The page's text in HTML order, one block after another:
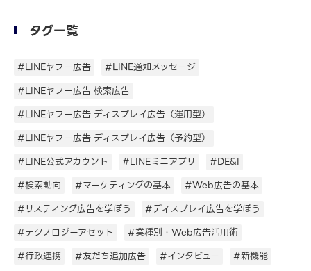
タグ一覧
#LINEヤフー広告
#LINE通知メッセージ
#LINEヤフー広告 検索広告
#LINEヤフー広告 ディスプレイ広告（運用型）
#LINEヤフー広告 ディスプレイ広告（予約型）
#LINE公式アカウント
#LINEミニアプリ
#DE&I
#検索動向
#マーケティングの基本
#Web広告の基本
#リスティング広告を学ぼう
#ディスプレイ広告を学ぼう
#テクノロジーアセット
#業種別・Web広告活用術
#行政連携
#友だち追加広告 #インタビュー
#新機能